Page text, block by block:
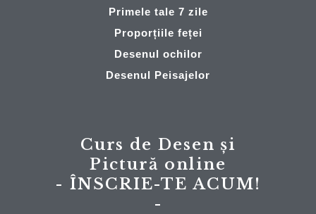
Primele tale 7 zile
Proporțiile feței
Desenul ochilor
Desenul Peisajelor
Curs de Desen și
Pictură online
- ÎNSCRIE-TE ACUM!
-